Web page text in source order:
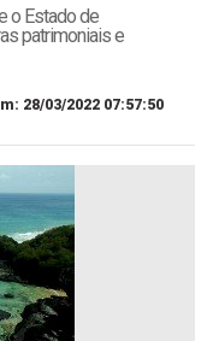
o Estado de
patrimoniais e
28/03/2022 07:57:50